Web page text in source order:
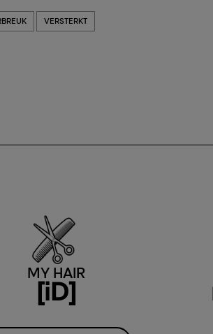
VERSTERKT
MY HAIR
[iD]